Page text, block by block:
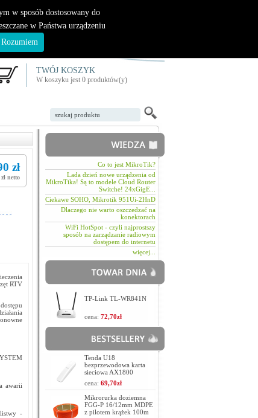
TWÓJ KOSZYK
W koszyku jest 0 produktów(y)
zł
netto
RTV
awarii
listwy -
Co to jest MikroTik?
Lada dzień nowe urządzenia od
MikroTika! Są to modele Cloud Router
Switche! 24xGigE...
Ciekawe SOHO, Mikrotik 951Ui-2HnD
Dlaczego nie warto oszczedzać na
konektorach
WiFi HotSpot - czyli najprostszy
sposób na zarządzanie radiowym
dostępem do internetu
więcej...
TP-Link TL-WR841N
cena: 72,70zł
Tenda U18
bezprzewodowa karta
sieciowa AX1800
cena: 69,70zł
Mikrorurka doziemna
FGG-P 16/12mm MDPE
z pilotem krążek 100m
w sposób dostosowany do
w Państwa urządzeniu
Rozumiem